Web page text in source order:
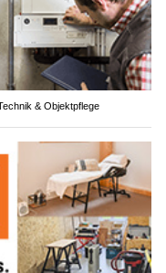
& Objektpflege